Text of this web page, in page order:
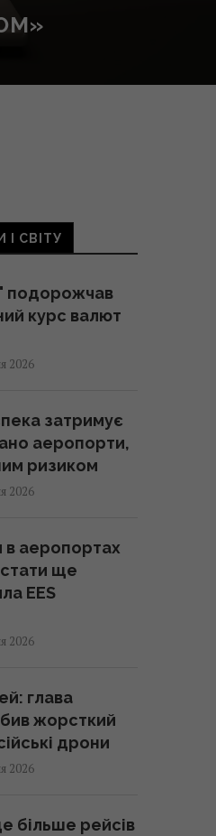
І СВІТУ
подорожчав
курс валют
2026
затримує
аеропорти,
ризиком
2026
в аеропортах
ще
EES
2026
глава
жорсткий
дрони
2026
більше рейсів